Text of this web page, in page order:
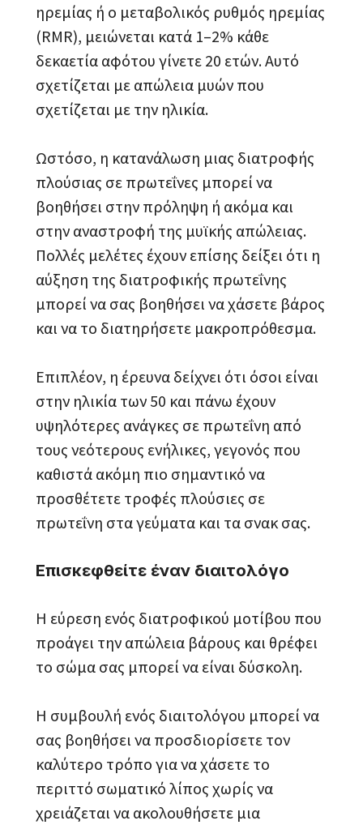
ηρεμίας ή ο μεταβολικός ρυθμός ηρεμίας
(RMR), μειώνεται κατά 1–2% κάθε
δεκαετία αφότου γίνετε 20 ετών. Αυτό
σχετίζεται με απώλεια μυών που
σχετίζεται με την ηλικία.
Ωστόσο, η κατανάλωση μιας διατροφής
πλούσιας σε πρωτεΐνες μπορεί να
βοηθήσει στην πρόληψη ή ακόμα και
στην αναστροφή της μυϊκής απώλειας.
Πολλές μελέτες έχουν επίσης δείξει ότι η
αύξηση της διατροφικής πρωτεΐνης
μπορεί να σας βοηθήσει να χάσετε βάρος
και να το διατηρήσετε μακροπρόθεσμα.
Επιπλέον, η έρευνα δείχνει ότι όσοι είναι
στην ηλικία των 50 και πάνω έχουν
υψηλότερες ανάγκες σε πρωτεΐνη από
τους νεότερους ενήλικες, γεγονός που
καθιστά ακόμη πιο σημαντικό να
προσθέτετε τροφές πλούσιες σε
πρωτεΐνη στα γεύματα και τα σνακ σας.
Επισκεφθείτε έναν διαιτολόγο
Η εύρεση ενός διατροφικού μοτίβου που
προάγει την απώλεια βάρους και θρέφει
το σώμα σας μπορεί να είναι δύσκολη.
Η συμβουλή ενός διαιτολόγου μπορεί να
σας βοηθήσει να προσδιορίσετε τον
καλύτερο τρόπο για να χάσετε το
περιττό σωματικό λίπος χωρίς να
χρειάζεται να ακολουθήσετε μια